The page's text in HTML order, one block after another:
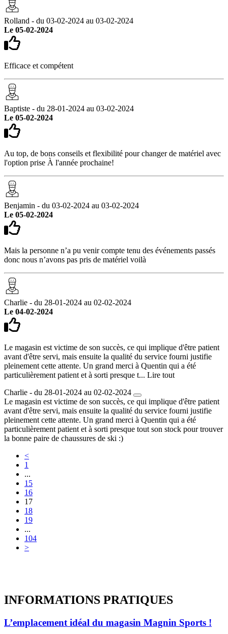
Rolland - du 03-02-2024 au 03-02-2024
Le 05-02-2024
Efficace et compétent
Baptiste - du 28-01-2024 au 03-02-2024
Le 05-02-2024
Au top, de bons conseils et flexibilité pour changer de matériel avec
l'option prise À l'année prochaine!
Benjamin - du 03-02-2024 au 03-02-2024
Le 05-02-2024
Mais la personne n’a pu venir compte tenu des événements passés
donc nous n’avons pas pris de matériel voilà
Charlie - du 28-01-2024 au 02-02-2024
Le 04-02-2024
Le magasin est victime de son succès, ce qui implique d'être patient
avant d'être servi, mais ensuite la qualité du service fourni justifie
pleinement cette attente. Un grand merci à Quentin qui a été
particulièrement patient et à sorti presque t... Lire tout
Charlie - du 28-01-2024 au 02-02-2024
Le magasin est victime de son succès, ce qui implique d'être patient
avant d'être servi, mais ensuite la qualité du service fourni justifie
pleinement cette attente. Un grand merci à Quentin qui a été
particulièrement patient et à sorti presque tout son stock pour trouver
la bonne paire de chaussures de ski :)
<
1
...
15
16
17
18
19
...
104
>
INFORMATIONS PRATIQUES
L’emplacement idéal du magasin Magnin Sports !